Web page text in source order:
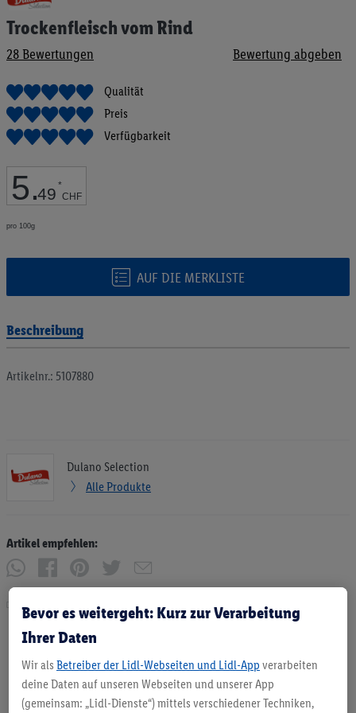
Trockenfleisch vom Rind
28Bewertungen Bewertung abgeben
Qualität
Preis
Verfügbarkeit
5.49 *
CHF
pro 100g
AUF DIE MERKLISTE
Anfang
der
springen
Beschreibung
Artikelnr.: 5107880
Dulano Selection
Alle Produkte
Artikel empfehlen:
Drucken
Bevor es weitergeht: Kurz zur Verarbeitung
Ihrer Daten
Wir als Betreiber der Lidl-Webseiten und Lidl-App verarbeiten
deine Daten auf unseren Webseiten und unserer App
(gemeinsam: „Lidl-Dienste“) mittels verschiedener Techniken,